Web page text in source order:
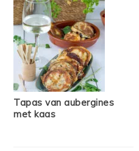
Tapas van aubergines
met kaas